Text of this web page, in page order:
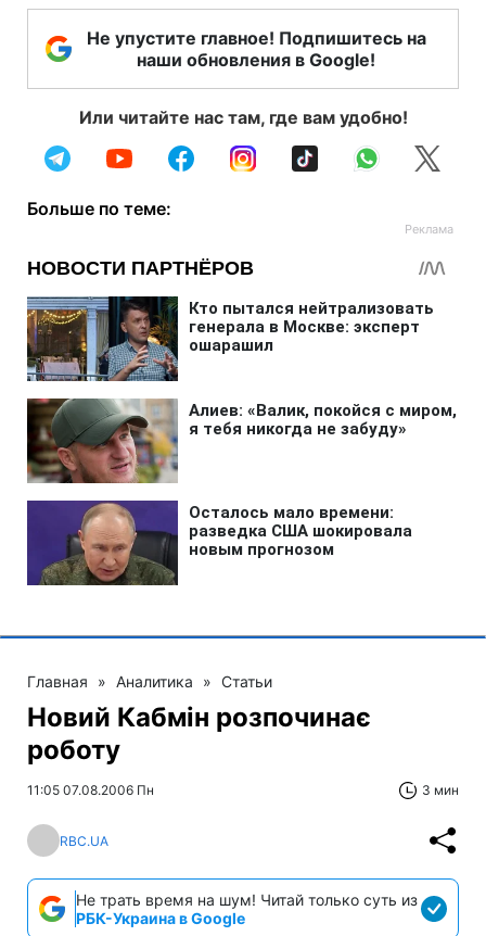
Не упустите главное! Подпишитесь на
наши обновления в Google!
Или читайте нас там, где вам удобно!
Больше по теме:
Главная » Аналитика » Статьи
Новий Кабмін розпочинає
роботу
11:05 07.08.2006 Пн 3 мин
RBC.UA
Не трать время на шум! Читай только суть из
РБК-Украина в Google